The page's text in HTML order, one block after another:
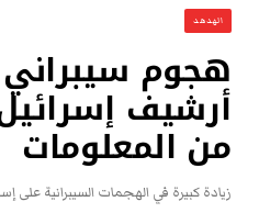
الهدهد
هجوم
أرشيف
من المعلومات
زيادة كبيرة في الهجمات السيبرانية على